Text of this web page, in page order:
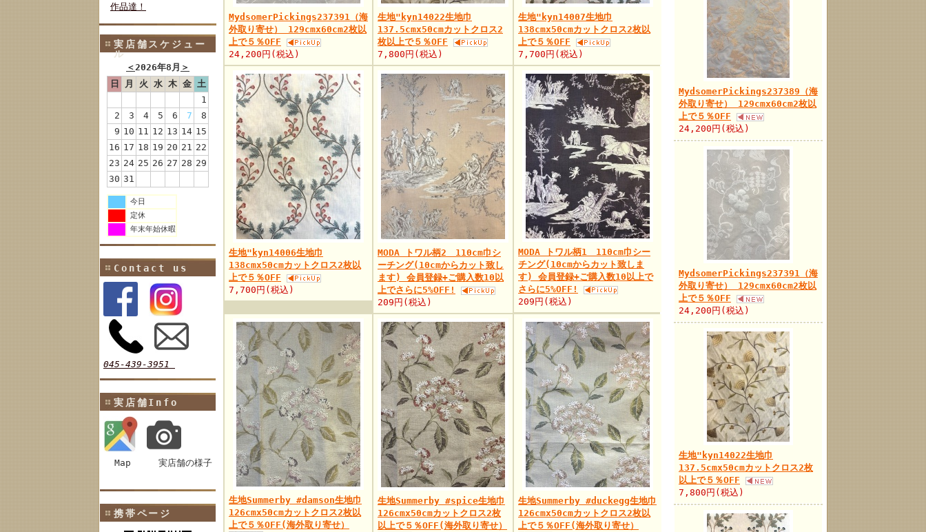
作品達！
実店舗スケジュー
ル
＜2026年8月 ＞
日
月 火 水 木 金 土
1
2
3 4 5 6 7
8
9 10 11 12 13 14 15
16 17 18 19 20 21 22
23 24 25 26 27 28 29
30 31
今日
定休
年末年始休暇
Contact us
045-439-3951
実店舗Info
Map 実店舗の様子
携帯ページ
MydsomerPickings237391（海
外取り寄せ） 129cmx60cm2枚以
上で５％OFF
24,200円(税込)
生地"kyn14022生地巾
137.5cmx50cmカットクロス2
枚以上で５％OFF
7,800円(税込)
生地"kyn14007生地巾
138cmx50cmカットクロス2枚以
上で５％OFF
7,700円(税込)
生地"kyn14006生地巾
138cmx50cmカットクロス2枚以
上で５％OFF
7,700円(税込)
MODA トワル柄2 110cm巾シ
ーチング(10cmからカット致し
ます) 会員登録+ご購入数10以
上でさらに5%OFF!
209円(税込)
MODA トワル柄1 110cm巾シー
チング(10cmからカット致しま
す) 会員登録+ご購入数10以上で
さらに5%OFF!
209円(税込)
生地Summerby #damson生地巾
126cmx50cmカットクロス2枚以
上で５％OFF(海外取り寄せ）
生地Summerby #spice生地巾
126cmx50cmカットクロス2枚
以上で５％OFF(海外取り寄せ）
生地Summerby #duckegg生地巾
126cmx50cmカットクロス2枚以
上で５％OFF(海外取り寄せ）
MydsomerPickings237389（海
外取り寄せ） 129cmx60cm2枚以
上で５％OFF
24,200円(税込)
MydsomerPickings237391（海
外取り寄せ） 129cmx60cm2枚以
上で５％OFF
24,200円(税込)
生地"kyn14022生地巾
137.5cmx50cmカットクロス2枚
以上で５％OFF
7,800円(税込)